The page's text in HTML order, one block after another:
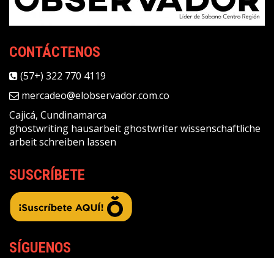
CONTÁCTENOS
(57+) 322 770 4119
mercadeo@elobservador.com.co
Cajicá, Cundinamarca
ghostwriting hausarbeit ghostwriterwissenschaftliche
arbeit schreiben lassen
SUSCRÍBETE
SÍGUENOS